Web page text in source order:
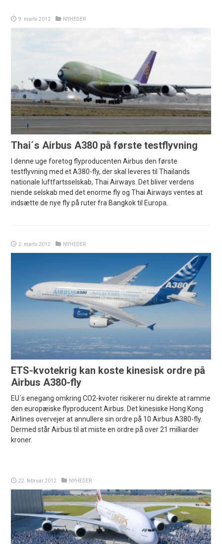
9. marts 2012 NYHEDER
Thai´s Airbus A380 på første testflyvning
I denne uge foretog flyproducenten Airbus den første
testflyvning med et A380-fly, der skal leveres til Thailands
nationale luftfartsselskab, Thai Airways. Det bliver verdens
niende selskab med det enorme fly og Thai Airways ventes at
indsætte de nye fly på ruter fra Bangkok til Europa.
2. marts 2012 NYHEDER
ETS-kvotekrig kan koste kinesisk ordre på
Airbus A380-fly
EU´s enegang omkring CO2-kvoter risikerer nu direkte at ramme
den europæiske flyproducent Airbus. Det kinesiske Hong Kong
Airlines overvejer at annullere sin ordre på 10 Airbus A380-fly.
Dermed står Airbus til at miste en ordre på over 21 milliarder
kroner.
22. februar 2012 NYHEDER